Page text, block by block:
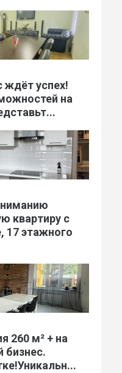
ждёт успех!
на
квартиру с
17 этажного
260 м² + на
бизнес.